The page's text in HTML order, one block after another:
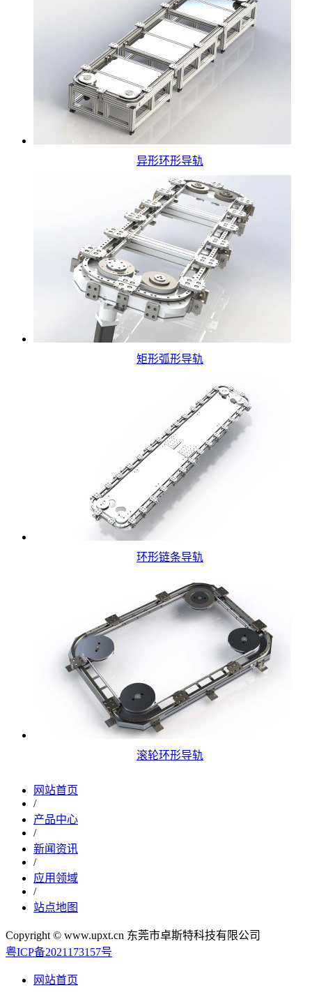
异形环形导轨
矩形弧形导轨
环形链条导轨
滚轮环形导轨
网站首页
/
产品中心
/
新闻资讯
/
应用领域
/
站点地图
Copyright © www.upxt.cn 东莞市卓斯特科技有限公司
粤ICP备2021173157号
网站首页